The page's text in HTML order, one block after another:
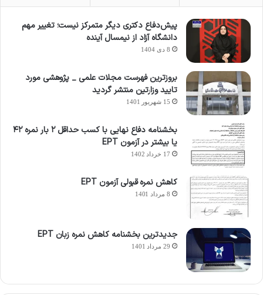
پیش‌دفاع دکتری دیگر متمرکز نیست؛ تغییر مهم
دانشگاه آزاد از نیمسال آینده
8 دی 1404
بروزترین فهرست مجلات علمی _ پژوهشی مورد
تایید وزارتین منتشر گردید
15 شهریور 1401
بخشنامه دفاع نهایی با کسب حداقل ۲ بار نمره ۴۲
یا بیشتر در آزمون EPT
17 خرداد 1402
کاهش نمره قبولی آزمون EPT
8 مرداد 1401
جدیدترین بخشنامه کاهش نمره زبان EPT
29 مرداد 1401